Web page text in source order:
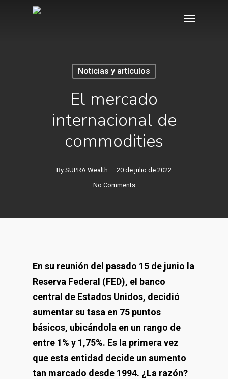
Noticias y artículos
El mercado
internacional de
commodities
By SUPRA Wealth
20 de julio de 2022
No Comments
En su reunión del pasado 15 de junio la
Reserva Federal (FED), el banco
central de Estados Unidos, decidió
aumentar su tasa en 75 puntos
básicos, ubicándola en un rango de
entre 1% y 1,75%. Es la primera vez
que esta entidad decide un aumento
tan marcado desde 1994. ¿La razón?